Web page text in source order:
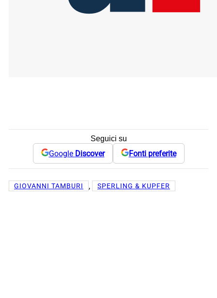
Seguici su
Google Discover Fonti preferite
GIOVANNI TAMBURI , SPERLING & KUPFER